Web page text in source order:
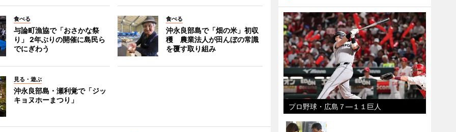
食べる
与論町漁協で「おさかな祭
り」 2年ぶりの開催に島民ら
でにぎわう
食べる
沖永良部島で「畑の米」初収
穫 農業法人が田んぼの常識
を覆す取り組み
見る・遊ぶ
沖永良部島・瀬利覚で「ジッ
キョヌホーまつり」
プロ野球・広島７―１１巨人